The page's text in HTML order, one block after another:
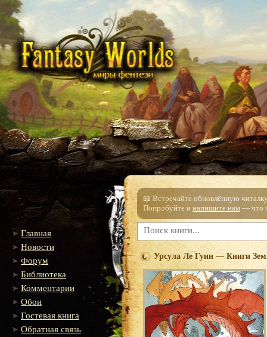
Главная
Новости
Форум
Библиотека
Комментарии
Обои
Гостевая книга
Обратная связь
📖 Встречайте обновлённую
Попробуйте и напишите нам — что
Урсула Ле Гуин — Книги